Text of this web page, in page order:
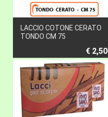
LACCIO COTONE CERATO
TONDO CM 75
€ 2,50